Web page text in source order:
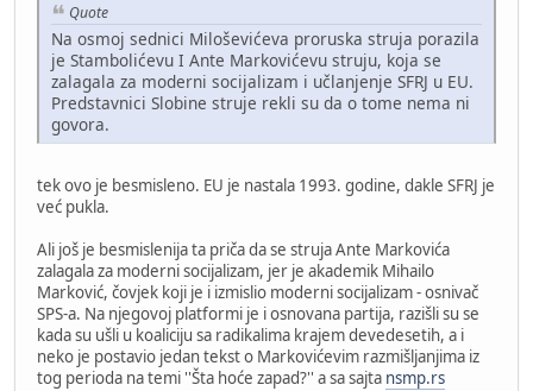
Quote
Na osmoj sednici Miloševićeva proruska struja porazila
je Stambolićevu I Ante Markovićevu struju, koja se
zalagala za moderni socijalizam i učlanjenje SFRJ u EU.
Predstavnici Slobine struje rekli su da o tome nema ni
govora.
tek ovo je besmisleno. EU je nastala 1993. godine, dakle SFRJ je
već pukla.
Ali još je besmislenija ta priča da se struja Ante Markovića
zalagala za moderni socijalizam, jer je akademik Mihailo
Marković, čovjek koji je i izmislio moderni socijalizam - osnivač
SPS-a. Na njegovoj platformi je i osnovana partija, razišli su se
kada su ušli u koaliciju sa radikalima krajem devedesetih, a i
neko je postavio jedan tekst o Markovićevim razmišljanjima iz
tog perioda na temi ''Šta hoće zapad?'' a sa sajta nsmp.rs